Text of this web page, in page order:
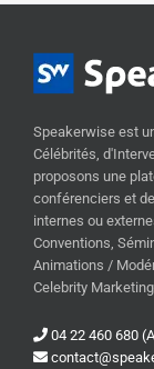
Speakerwise est
Célébrités,
proposons une
conférenciers et
internes ou
Conventions,
Animations /
Celebrity
04 22 460 680